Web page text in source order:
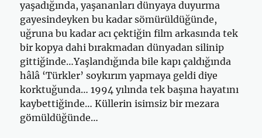
yaşadığında, yaşananları dünyaya duyurma
gayesindeyken bu kadar sömürüldüğünde,
uğruna bu kadar acı çektiğin film arkasında tek
bir kopya dahi bırakmadan dünyadan silinip
gittiğinde…Yaşlandığında bile kapı çaldığında
hâlâ ‘Türkler’ soykırım yapmaya geldi diye
korktuğunda… 1994 yılında tek başına hayatını
kaybettiğinde… Küllerin isimsiz bir mezara
gömüldüğünde…